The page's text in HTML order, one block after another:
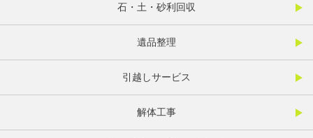
石・土・砂利回収
遺品整理
引越しサービス
解体工事